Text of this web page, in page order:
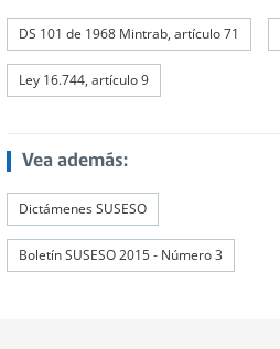
DS 101 de 1968 Mintrab, artículo 71
Ley 16.744, artículo 9
Vea además:
Dictámenes SUSESO
Boletín SUSESO 2015 - Número 3